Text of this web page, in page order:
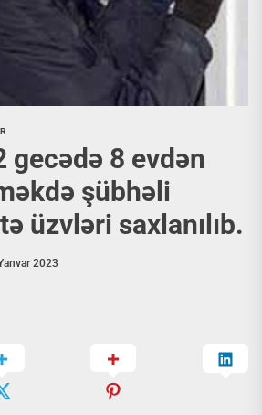
gecədə 8 evdən
şübhəli
üzvləri saxlanılıb.
2023